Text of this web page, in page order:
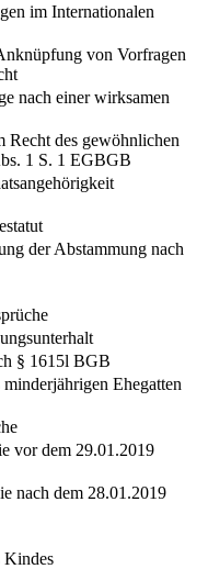
im Internationalen
von Vorfragen
nach einer wirksamen
Recht des gewöhnlichen
1 S. 1 EGBGB
der Abstammung nach
§ 1615l BGB
Ehegatten
vor dem 29.01.2019
nach dem 28.01.2019
Kindes